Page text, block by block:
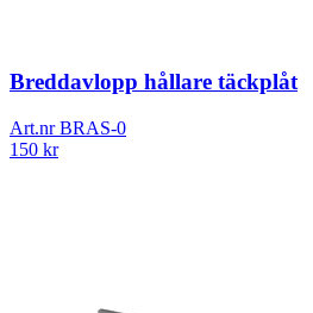
Breddavlopp hållare täckplåt
Art.nrBRAS-0
150 kr